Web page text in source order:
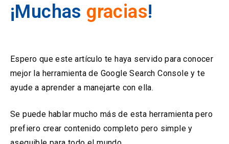
¡Muchas gracias!
Espero que este artículo te haya servido para conocer
mejor la herramienta de Google Search Console y te
ayude a aprender a manejarte con ella.
Se puede hablar mucho más de esta herramienta pero
prefiero crear contenido completo pero simple y